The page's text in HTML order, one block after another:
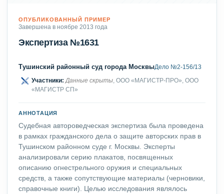
ОПУБЛИКОВАННЫЙ ПРИМЕР
Завершена в ноябре 2013 года
Экспертиза №1631
Тушинский районный суд города МосквыДело №2-156/13
Участники: Данные скрыты, ООО «МАГИСТР-ПРО», ООО
«МАГИСТР СП»
АННОТАЦИЯ
Судебная автороведческая экспертиза была проведена
в рамках гражданского дела о защите авторских прав в
Тушинском районном суде г. Москвы. Эксперты
анализировали серию плакатов, посвященных
описанию огнестрельного оружия и специальных
средств, а также сопутствующие материалы (черновики,
справочные книги). Целью исследования являлось